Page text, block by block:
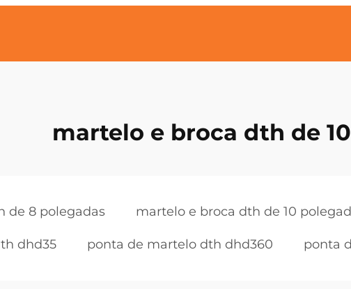
martelo e broca dth de
de 8 polegadas martelo e broca dth de 10
dhd35 ponta de martelo dth dhd360 ponta